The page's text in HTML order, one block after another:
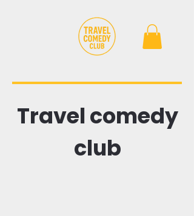
Travel comedy
club